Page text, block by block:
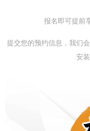
报名即可提前
提交您的预约信息，我们
安